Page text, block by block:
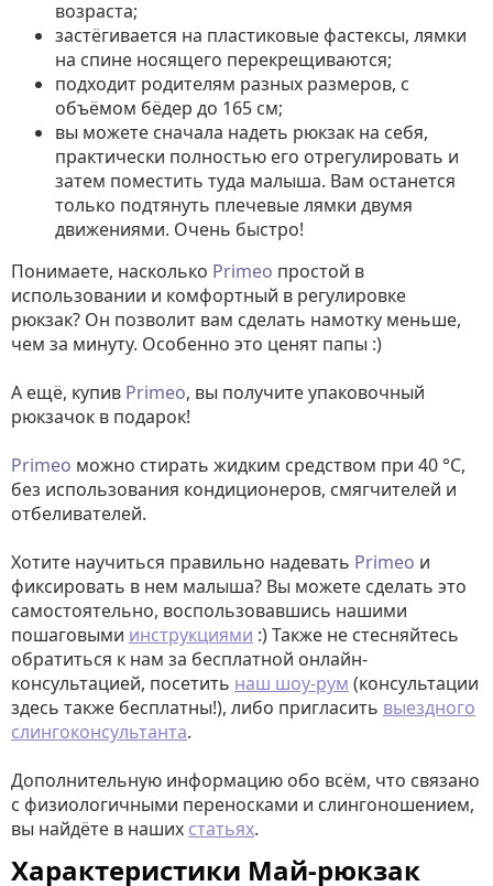
возраста;
застёгивается на пластиковые фастексы, лямки
на спине носящего перекрещиваются;
подходит родителям разных размеров, с
объёмом бёдер до 165 см;
вы можете сначала надеть рюкзак на себя,
практически полностью его отрегулировать и
затем поместить туда малыша. Вам останется
только подтянуть плечевые лямки двумя
движениями. Очень быстро!
Понимаете, насколько Primeo простой в
использовании и комфортный в регулировке
рюкзак? Он позволит вам сделать намотку меньше,
чем за минуту. Особенно это ценят папы :)
А ещё, купив Primeo, вы получите упаковочный
рюкзачок в подарок!
Primeo можно стирать жидким средством при 40 °C,
без использования кондиционеров, смягчителей и
отбеливателей.
Хотите научиться правильно надевать Primeo и
фиксировать в нем малыша? Вы можете сделать это
самостоятельно, воспользовавшись нашими
пошаговыми инструкциями :) Также не стесняйтесь
обратиться к нам за бесплатной онлайн-
консультацией, посетить наш шоу-рум (консультации
здесь также бесплатны!), либо пригласить выездного
слингоконсультанта.
Дополнительную информацию обо всём, что связано
с физиологичными переносками и слингоношением,
вы найдёте в наших статьях.
Характеристики Май-рюкзак